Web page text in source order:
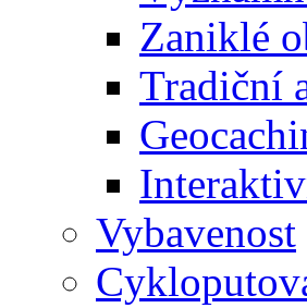
Zaniklé
Tradiční
Vybavenost